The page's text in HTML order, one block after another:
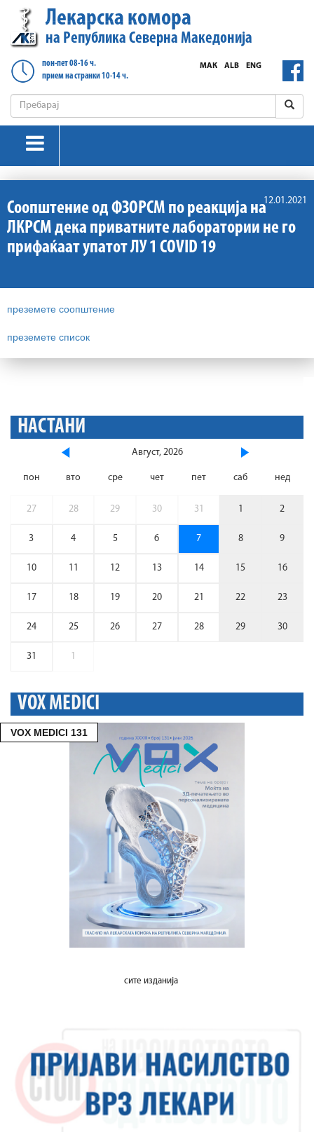
Лекарска комора
на Република Северна Македонија
пон-пет 08-16 ч.
прием на странки 10-14 ч.
ENG
ALB
МАК
12.01.2021
Соопштение од ФЗОРСМ по реакција на
ЛКРСМ дека приватните лаборатории не го
прифаќаат упатот ЛУ 1 COVID 19
преземете соопштение
преземете список
НАСТАНИ
Август, 2026
пон вто сре чет пет саб нед
27 28 29 30 31 1 2
3 4 5 6 7 8 9
10 11 12 13 14 15 16
17 18 19 20 21 22 23
24 25 26 27 28 29 30
31 1
VOX MEDICI
VOX MEDICI 131
сите изданија